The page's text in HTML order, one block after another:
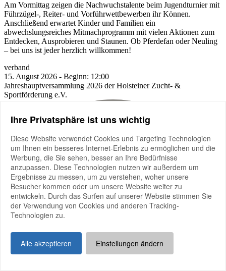
Am Vormittag zeigen die Nachwuchstalente beim Jugendturnier mit
Führzügel-, Reiter- und Vorführwettbewerben ihr Können.
Anschließend erwartet Kinder und Familien ein
abwechslungsreiches Mitmachprogramm mit vielen Aktionen zum
Entdecken, Ausprobieren und Staunen. Ob Pferdefan oder Neuling
– bei uns ist jeder herzlich willkommen!
verband
15. August 2026 - Beginn: 12:00
Jahreshauptversammlung 2026 der Holsteiner Zucht- &
Sportförderung e.V.
Ihre Privatsphäre ist uns wichtig
Diese Website verwendet Cookies und Targeting Technologien
um Ihnen ein besseres Internet-Erlebnis zu ermöglichen und die
Werbung, die Sie sehen, besser an Ihre Bedürfnisse
anzupassen. Diese Technologien nutzen wir außerdem um
Ergebnisse zu messen, um zu verstehen, woher unsere
Besucher kommen oder um unsere Website weiter zu
entwickeln. Durch das Surfen auf unserer Website stimmen Sie
der Verwendung von Cookies und anderen Tracking-
Technologien zu.
Alle akzeptieren Einstellungen ändern